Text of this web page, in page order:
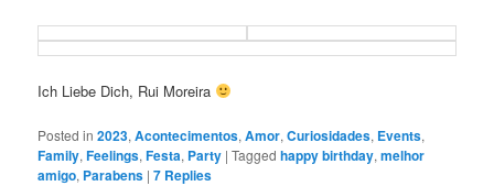
Ich Liebe Dich, Rui Moreira
Posted in 2023,Acontecimentos,Amor,Curiosidades, Events,
Family,Feelings,Festa, Party |Tagged happy birthday,melhor
amigo, Parabens |7 Replies